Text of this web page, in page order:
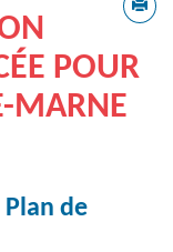
POUR
MARNE
de